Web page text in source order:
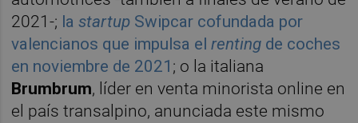
2021-; lastartup Swipcar cofundada por
valencianos que impulsa elrenting de coches
en noviembre de 2021 ; o la italiana
Brumbrum, líder en venta minorista online en
el país transalpino, anunciada este mismo